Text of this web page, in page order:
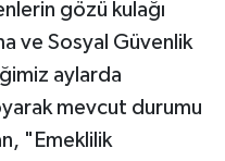
gözü kulağı
ve Sosyal Güvenlik
aylarda
mevcut durumu
"Emeklilik